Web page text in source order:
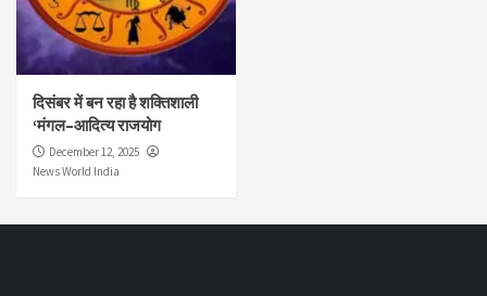
दिसंबर में बन रहा है शक्तिशाली
‘मंगल–आदित्य राजयोग
December 12, 2025
News World India